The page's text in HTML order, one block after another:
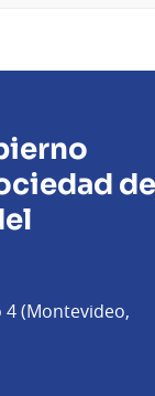
4 (Montevideo,